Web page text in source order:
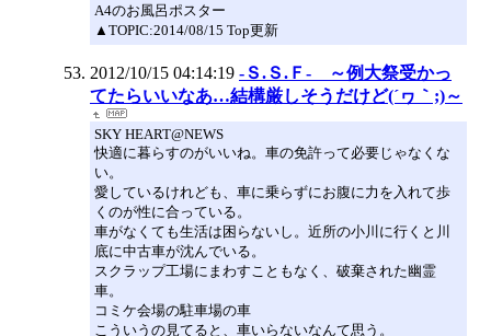
A4のお風呂ポスター
▲TOPIC:2014/08/15 Top更新
2012/10/15 04:14:19 -Ｓ.Ｓ.Ｆ- ～例大祭受かっ
てたらいいなあ…結構厳しそうだけど(´ヮ｀;)～
SKY HEART@NEWS
快適に暮らすのがいいね。車の免許って必要じゃなくな
い。
愛しているけれども、車に乗らずにお腹に力を入れて歩
くのが性に合っている。
車がなくても生活は困らないし。近所の小川に行くと川
底に中古車が沈んでいる。
スクラップ工場にまわすこともなく、破棄された幽霊
車。
コミケ会場の駐車場の車
こういうの見てると、車いらないなんて思う。